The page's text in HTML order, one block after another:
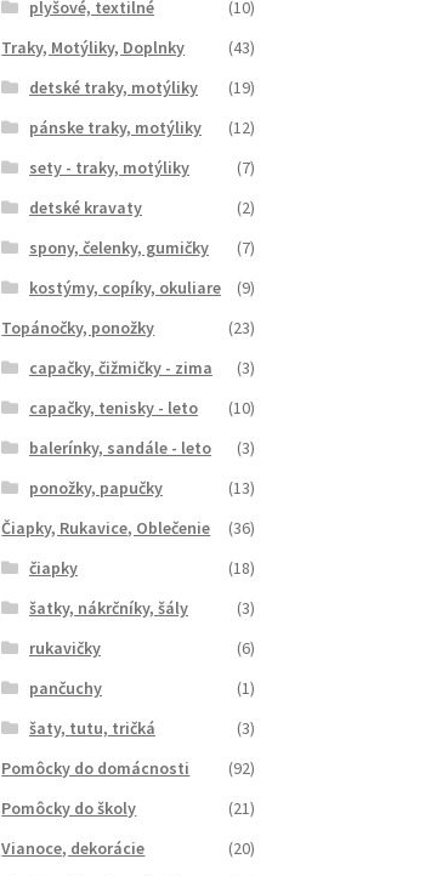
plyšové, textilné
(10)
Traky, Motýliky, Doplnky
(43)
detské traky, motýliky
(19)
pánske traky, motýliky
(12)
sety - traky, motýliky
(7)
detské kravaty
(2)
spony, čelenky, gumičky
(7)
kostýmy, copíky, okuliare
(9)
Topánočky, ponožky
(23)
capačky, čižmičky - zima
(3)
capačky, tenisky - leto
(10)
balerínky, sandále - leto
(3)
ponožky, papučky
(13)
Čiapky, Rukavice, Oblečenie
(36)
čiapky
(18)
šatky, nákrčníky, šály
(3)
rukavičky
(6)
pančuchy
(1)
šaty, tutu, tričká
(3)
Pomôcky do domácnosti
(92)
Pomôcky do školy
(21)
Vianoce, dekorácie
(20)